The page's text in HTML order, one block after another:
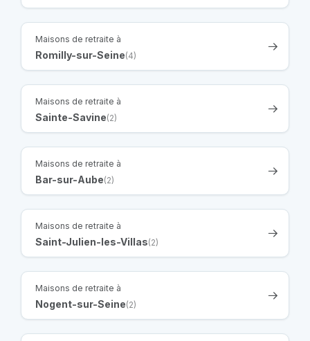
Maisons de retraite à
Romilly-sur-Seine(4)
Maisons de retraite à
Sainte-Savine(2)
Maisons de retraite à
Bar-sur-Aube(2)
Maisons de retraite à
Saint-Julien-les-Villas(2)
Maisons de retraite à
Nogent-sur-Seine(2)